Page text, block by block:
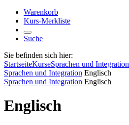
Warenkorb
Kurs-Merkliste
Suche
Sie befinden sich hier:
StartseiteKurseSprachen und Integration
Sprachen und Integration Englisch
Sprachen und Integration Englisch
Englisch